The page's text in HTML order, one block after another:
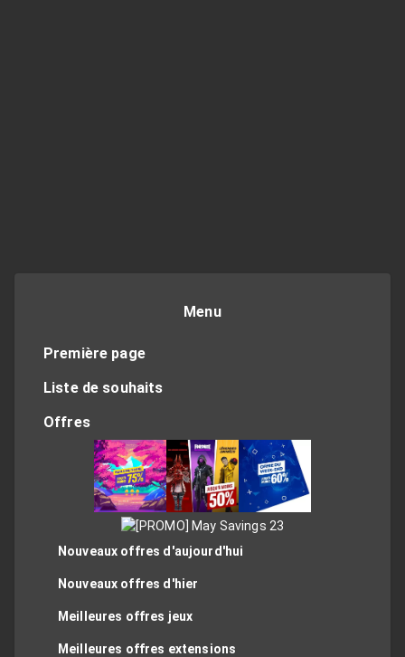
Menu
Première page
Liste de souhaits
Offres
Nouveaux offres d'aujourd'hui
Nouveaux offres d'hier
Meilleures offres jeux
Meilleures offres extensions